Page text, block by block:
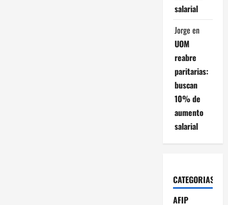
salarial
Jorge en
UOM
reabre
paritarias:
buscan
10% de
aumento
salarial
CATEGORIAS
AFIP